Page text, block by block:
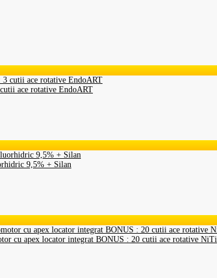
ace rotative EndoART
9,5% + Silan
cu apex locator integrat BONUS : 20 cutii ace rotative NiTi